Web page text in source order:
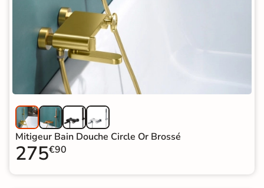
Mitigeur Bain Douche Circle Or Brossé
275€90